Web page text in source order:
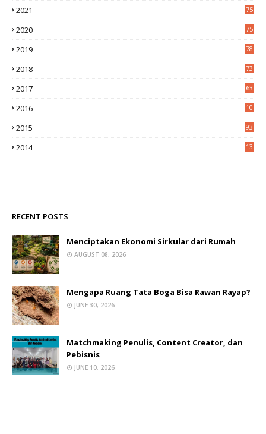
2021 75
2020 75
2019 78
2018 73
2017 63
2016
10
2015 93
2014
13
RECENT POSTS
Menciptakan Ekonomi Sirkular dari Rumah
AUGUST 08, 2026
Mengapa Ruang Tata Boga Bisa Rawan Rayap?
JUNE 30, 2026
Matchmaking Penulis, Content Creator, dan
Pebisnis
JUNE 10, 2026